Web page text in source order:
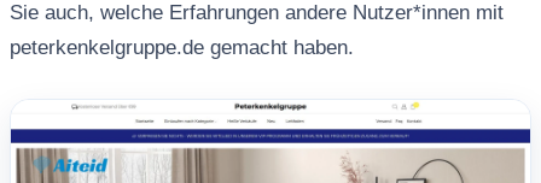
Sie auch, welche Erfahrungen andere Nutzer*innen mit
peterkenkelgruppe.de gemacht haben.